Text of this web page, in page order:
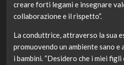
creare forti legami e insegnare
collaborazione e il rispetto”.
La conduttrice, attraverso la sua
promuovendo un ambiente sano
i bambini. “Desidero che i miei figli